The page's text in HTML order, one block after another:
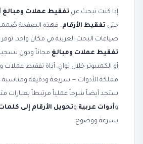
إذا كنت تبحث عن تفقيط عملات ومبالغ
حتى تفقيط الأرقام، فهذه الصفحة
صياغات البحث العربية في مكان واحد. توفر
تفقيط عملات ومبالغ مجاناً ودون
أو الكمبيوتر خلال ثوانٍ. أداة تفقيط عملات
مملكة الأدوات — سريعة ودقيقة ومناسبة
ستجد أيضاً شرحاً عملياً مرتبطاً بعبارات
وأدوات عربية وتحويل الأرقام إلى
بسرعة ووضوح.